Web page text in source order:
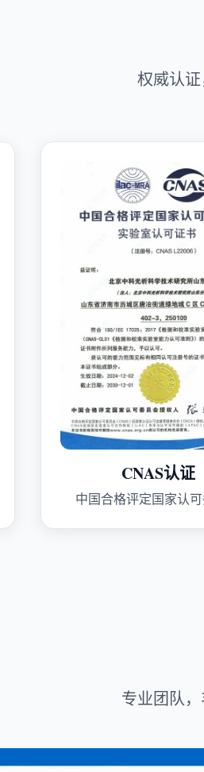
权威认
CNAS认证
中国合格评定国家认
专业团队